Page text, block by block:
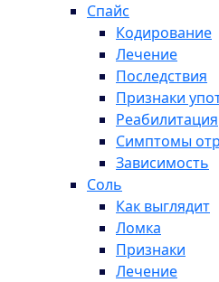
Спайс
Кодирование
Лечение
Последствия
Признаки
Реабилитация
Симптомы
Зависимость
Соль
Как выглядит
Ломка
Признаки
Лечение